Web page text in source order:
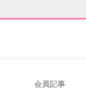
会員記事